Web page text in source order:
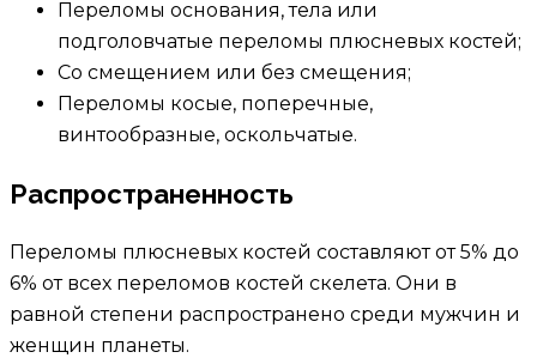
Переломы основания, тела или
подголовчатые переломы плюсневых костей;
Со смещением или без смещения;
Переломы косые, поперечные,
винтообразные, оскольчатые.
Распространенность
Переломы плюсневых костей составляют от 5% до
6% от всех переломов костей скелета. Они в
равной степени распространено среди мужчин и
женщин планеты.